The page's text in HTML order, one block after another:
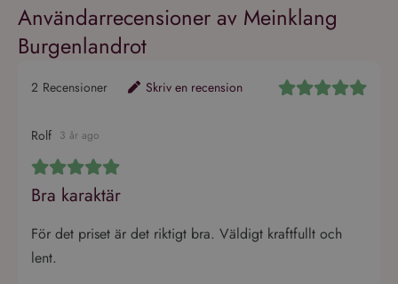
Användarrecensioner av Meinklang
Burgenlandrot
2 Recensioner Skriv en recension
Rolf 3 år ago
Bra karaktär
För det priset är det riktigt bra. Väldigt kraftfullt och
lent.